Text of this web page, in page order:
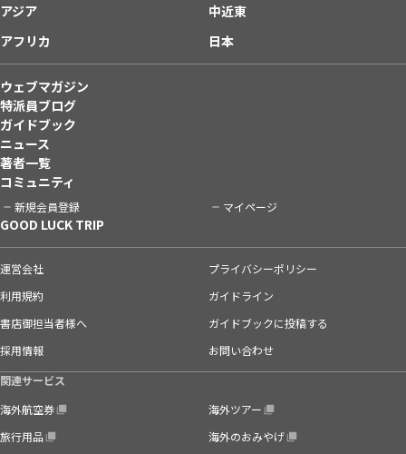
アジア
中近東
アフリカ
日本
ウェブマガジン
特派員ブログ
ガイドブック
ニュース
著者一覧
コミュニティ
新規会員登録 マイページ
GOOD LUCK TRIP
運営会社
プライバシーポリシー
利用規約
ガイドライン
書店御担当者様へ
ガイドブックに投稿する
採用情報
お問い合わせ
関連サービス
海外航空券
海外ツアー
旅行用品
海外のおみやげ